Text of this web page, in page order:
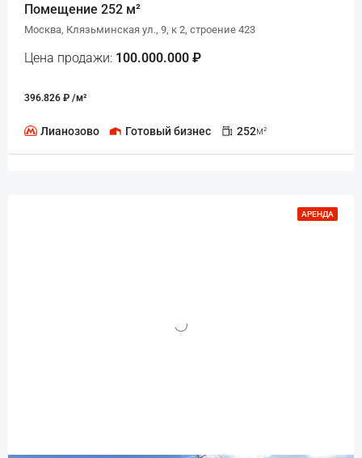
Помещение 252 м²
Москва, Клязьминская ул., 9, к 2, строение 423
Цена продажи: 100.000.000 ₽
396.826 ₽ /м²
Лианозово Готовый бизнес 252м²
АРЕНДА